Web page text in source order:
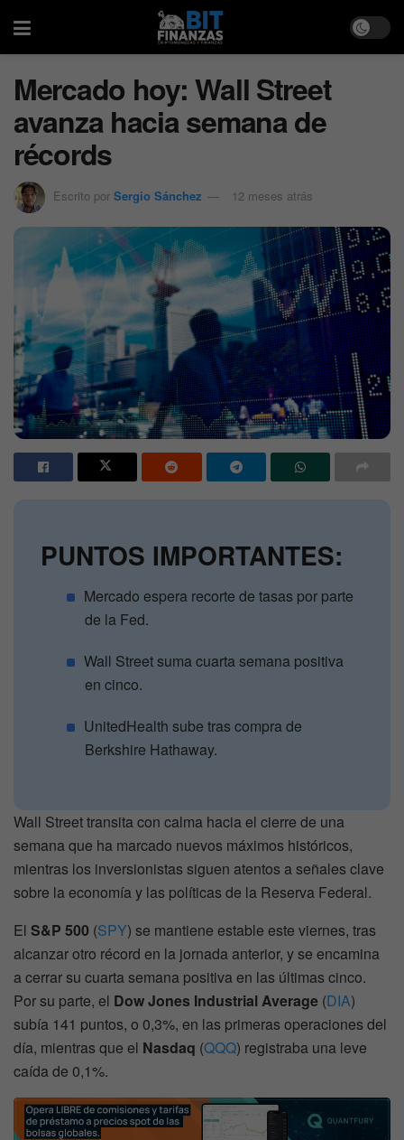
Mercado hoy: Wall Street
avanza hacia semana de
récords
Escrito por Sergio Sánchez 12 meses atrás
PUNTOS IMPORTANTES:
Mercado espera recorte de tasas por parte
de la Fed.
Wall Street suma cuarta semana positiva
en cinco.
UnitedHealth sube tras compra de
Berkshire Hathaway.
Wall Street transita con calma hacia el cierre de una
semana que ha marcado nuevos máximos históricos,
mientras los inversionistas siguen atentos a señales clave
sobre la economía y las políticas de la Reserva Federal.
El S&P 500 (SPY) se mantiene estable este viernes, tras
alcanzar otro récord en la jornada anterior, y se encamina
a cerrar su cuarta semana positiva en las últimas cinco.
Por su parte, el Dow Jones Industrial Average (DIA)
subía 141 puntos, o 0,3%, en las primeras operaciones del
día, mientras que el Nasdaq (QQQ) registraba una leve
caída de 0,1%.